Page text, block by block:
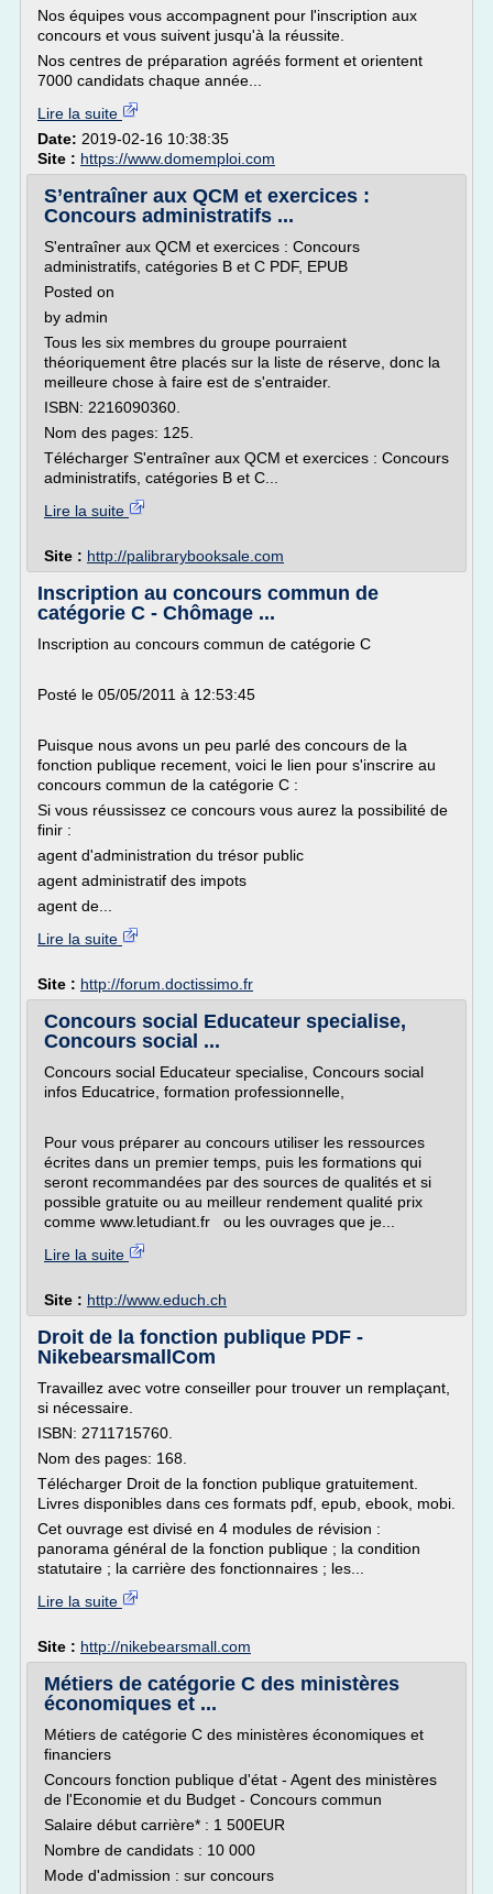
Nos équipes vous accompagnent pour l'inscription aux
concours et vous suivent jusqu'à la réussite.
Nos centres de préparation agréés forment et orientent
7000 candidats chaque année...
Lire la suite
Date: 2019-02-16 10:38:35
Site : https://www.domemploi.com
S’entraîner aux QCM et exercices :
Concours administratifs ...
S'entraîner aux QCM et exercices : Concours
administratifs, catégories B et C PDF, EPUB
Posted on
by admin
Tous les six membres du groupe pourraient
théoriquement être placés sur la liste de réserve, donc la
meilleure chose à faire est de s'entraider.
ISBN: 2216090360.
Nom des pages: 125.
Télécharger S'entraîner aux QCM et exercices : Concours
administratifs, catégories B et C...
Lire la suite
Site : http://palibrarybooksale.com
Inscription au concours commun de
catégorie C - Chômage ...
Inscription au concours commun de catégorie C
Posté le 05/05/2011 à 12:53:45
Puisque nous avons un peu parlé des concours de la
fonction publique recement, voici le lien pour s'inscrire au
concours commun de la catégorie C :
Si vous réussissez ce concours vous aurez la possibilité de
finir :
agent d'administration du trésor public
agent administratif des impots
agent de...
Lire la suite
Site : http://forum.doctissimo.fr
Concours social Educateur specialise,
Concours social ...
Concours social Educateur specialise, Concours social
infos Educatrice, formation professionnelle,
Pour vous préparer au concours utiliser les ressources
écrites dans un premier temps, puis les formations qui
seront recommandées par des sources de qualités et si
possible gratuite ou au meilleur rendement qualité prix
comme www.letudiant.fr ou les ouvrages que je...
Lire la suite
Site : http://www.educh.ch
Droit de la fonction publique PDF -
NikebearsmallCom
Travaillez avec votre conseiller pour trouver un remplaçant,
si nécessaire.
ISBN: 2711715760.
Nom des pages: 168.
Télécharger Droit de la fonction publique gratuitement.
Livres disponibles dans ces formats pdf, epub, ebook, mobi.
Cet ouvrage est divisé en 4 modules de révision :
panorama général de la fonction publique ; la condition
statutaire ; la carrière des fonctionnaires ; les...
Lire la suite
Site : http://nikebearsmall.com
Métiers de catégorie C des ministères
économiques et ...
Métiers de catégorie C des ministères économiques et
financiers
Concours fonction publique d'état - Agent des ministères
de l'Economie et du Budget - Concours commun
Salaire début carrière* : 1 500EUR
Nombre de candidats : 10 000
Mode d'admission : sur concours